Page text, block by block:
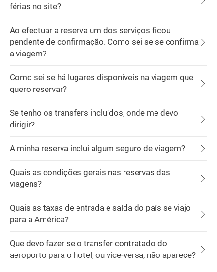
férias no site?
Ao efectuar a reserva um dos serviços ficou
pendente de confirmação. Como sei se se confirma
a viagem?
Como sei se há lugares disponíveis na viagem que
quero reservar?
Se tenho os transfers incluídos, onde me devo
dirigir?
A minha reserva inclui algum seguro de viagem?
Quais as condições gerais nas reservas das
viagens?
Quais as taxas de entrada e saída do país se viajo
para a América?
Que devo fazer se o transfer contratado do
aeroporto para o hotel, ou vice-versa, não aparece?